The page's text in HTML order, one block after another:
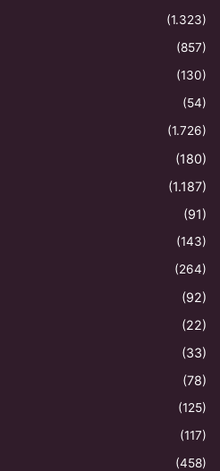
(1.323)
(857)
(130)
(54)
(1.726)
(180)
(1.187)
(91)
(143)
(264)
(92)
(22)
(33)
(78)
(125)
(117)
(458)